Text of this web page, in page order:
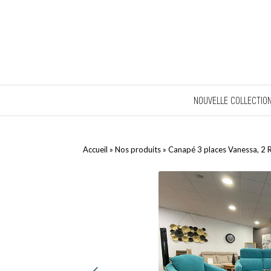
NOUVELLE COLLECTION
Accueil » Nos produits » Canapé 3 places Vanessa, 2